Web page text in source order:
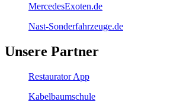
MercedesExoten.de
Nast-Sonderfahrzeuge.de
Unsere Partner
Restaurator App
Kabelbaumschule